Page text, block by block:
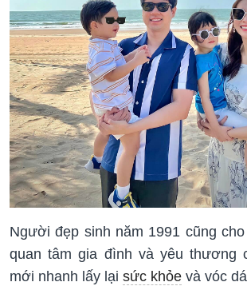
Người đẹp sinh năm 1991 cũng
quan tâm gia đình và yêu thương
mới nhanh lấy lại sức khỏe và vóc